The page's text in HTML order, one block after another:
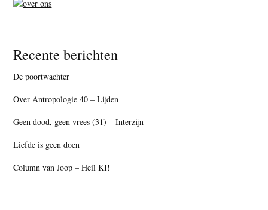
Recente berichten
De poortwachter
Over Antropologie 40 – Lijden
Geen dood, geen vrees (31) – Interzijn
Liefde is geen doen
Column van Joop – Heil KI!